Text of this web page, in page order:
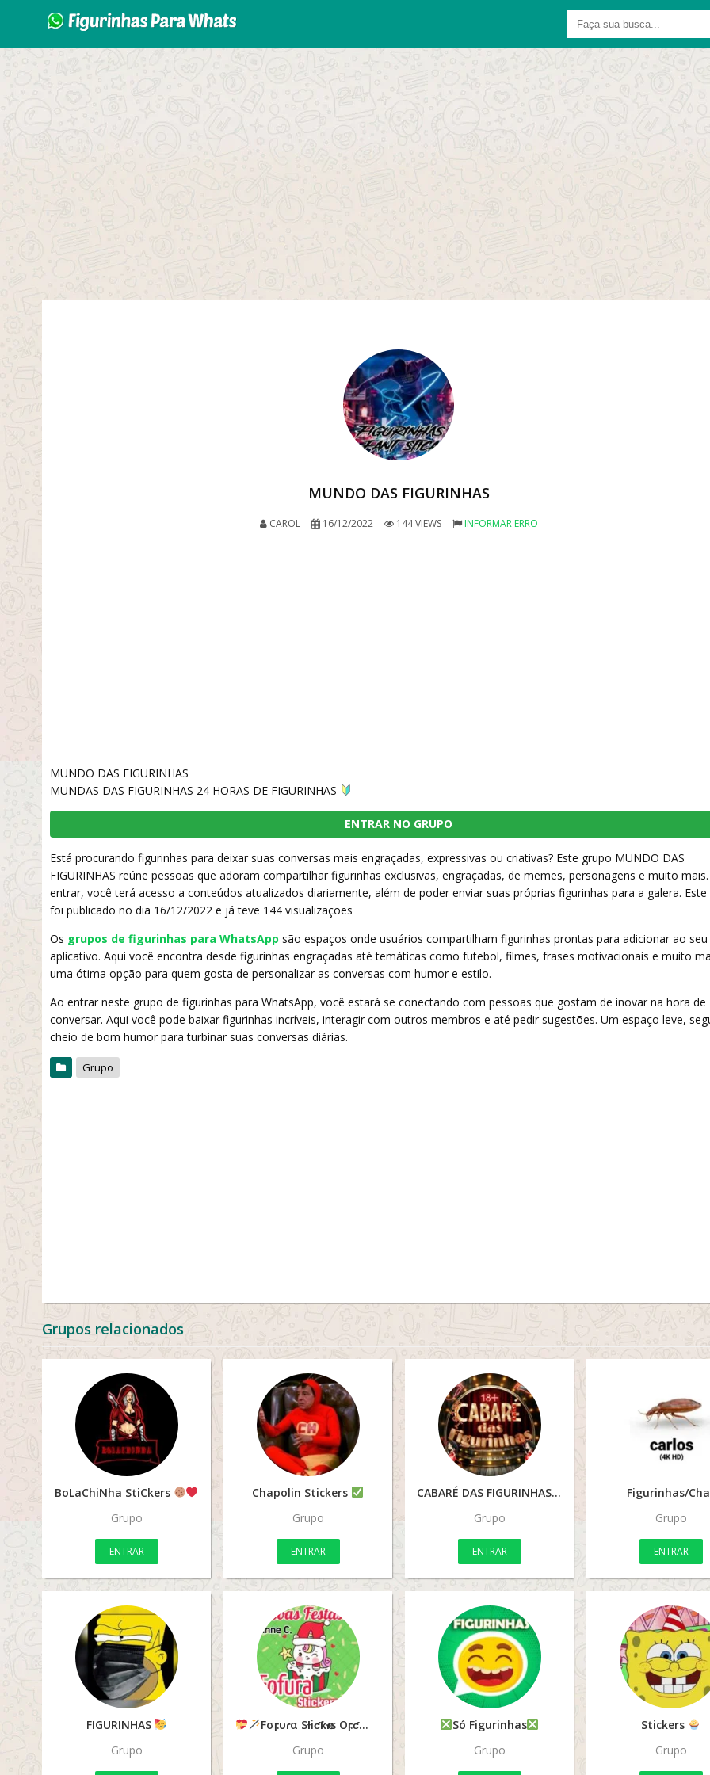
MUNDO DAS FIGURINHAS
CAROL 16/12/2022 144 VIEWS INFORMAR ERRO
MUNDO DAS FIGURINHAS
MUNDAS DAS FIGURINHAS 24 HORAS DE FIGURINHAS
ENTRAR NO GRUPO
Está procurando figurinhas para deixar suas conversas mais engraçadas, expressivas ou criativas? Este grupo MUNDO DAS
FIGURINHAS reúne pessoas que adoram compartilhar figurinhas exclusivas, engraçadas, de memes, personagens e muito
entrar, você terá acesso a conteúdos atualizados diariamente, além de poder enviar suas próprias figurinhas para a galera. Este
foi publicado no dia 16/12/2022 e já teve 144 visualizações
Os grupos de figurinhas para WhatsApp são espaços onde usuários compartilham figurinhas prontas para adicionar ao seu
aplicativo. Aqui você encontra desde figurinhas engraçadas até temáticas como futebol, filmes, frases motivacionais e muito
uma ótima opção para quem gosta de personalizar as conversas com humor e estilo.
Ao entrar neste grupo de figurinhas para WhatsApp, você estará se conectando com pessoas que gostam de inovar na hora de
conversar. Aqui você pode baixar figurinhas incríveis, interagir com outros membros e até pedir sugestões. Um espaço leve,
cheio de bom humor para turbinar suas conversas diárias.
Grupo
Grupos relacionados
BoLaChiNha StiCkers
Grupo
ENTRAR
Chapolin Stickers
Grupo
ENTRAR
CABARÉ DAS FIGURINHAS
Grupo
ENTRAR
Figurinhas/
Grupo
ENTRAR
FIGURINHAS
Grupo
Fσϝυɾα Sƚiƈƙҽɾs Oϝƈ
Grupo
Só Figurinhas
Grupo
Stickers
Grupo